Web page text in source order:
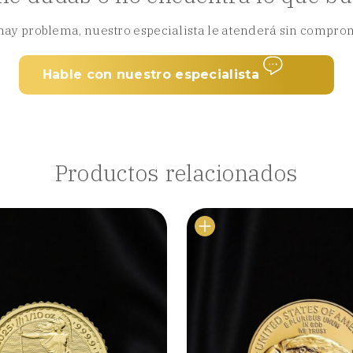
problema, nuestro especialista le atenderá sin
Hable con nuestro especialista
Productos relacionados